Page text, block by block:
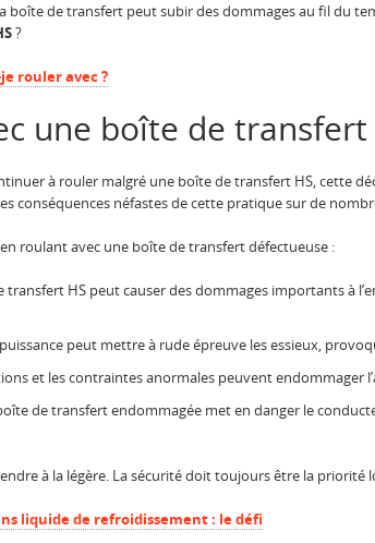
de transfert peut subir des dommages au fil du
?
rouler avec ?
une boîte de
à rouler malgré une boîte de transfert HS, cette
conséquences néfastes de cette pratique sur de
roulant avec une boîte de transfert défectueuse :
transfert HS peut causer des dommages importants à
peut mettre à rude épreuve les essieux,
et les contraintes anormales peuvent endommager
de transfert endommagée met en danger le
à la légère. La sécurité doit toujours être la priorité
liquide de refroidissement : le défi